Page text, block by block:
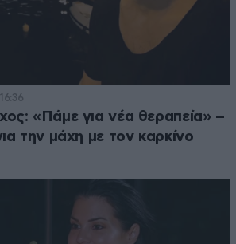
«Πάμε για νέα θεραπεία» –
την μάχη με τον καρκίνο